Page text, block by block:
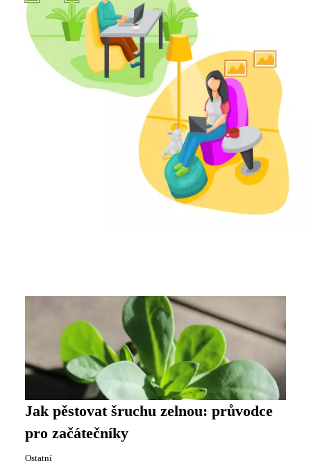
Jak pěstovat šruchu zelnou: průvodce
pro začátečníky
Ostatní